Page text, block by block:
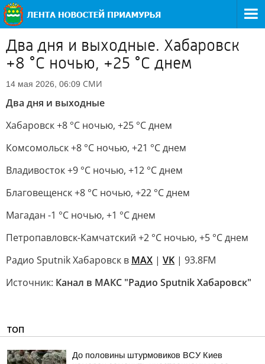
Два дня и выходные. Хабаровск
+8 °C ночью, +25 °C днем
14 мая 2026, 06:09 СМИ
Два дня и выходные
Хабаровск +8 °C ночью, +25 °C днем
Комсомольск +8 °C ночью, +21 °C днем
Владивосток +9 °C ночью, +12 °C днем
Благовещенск +8 °C ночью, +22 °C днем
Магадан -1 °С ночью, +1 °С днем
Петропавловск-Камчатский +2 °С ночью, +5 °С днем
Радио Sputnik Хабаровск в MAX | VK | 93.8FM
Источник: Канал в МАКС "Радио Sputnik Хабаровск"
ТОП
До половины штурмовиков ВСУ Киев